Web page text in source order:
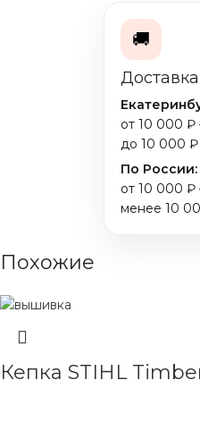
🚚
Доставка
от 10 000
до 10 000
По России:
от 10 000
менее 10
Похожие
Кепка STIHL